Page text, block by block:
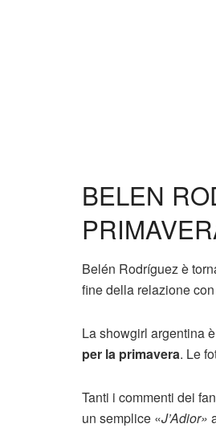
BELEN
Belén Rodríguez è
fine della relazione
La showgirl argentina
per la primavera. Le
Tanti i commenti dei
un semplice «J’Adior»